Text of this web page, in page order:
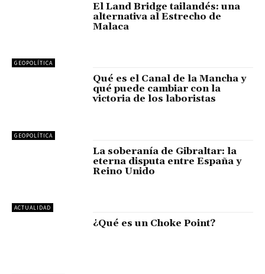
GEOPOLÍTICA
El Land Bridge tailandés: una
alternativa al Estrecho de
Malaca
GEOPOLÍTICA
Qué es el Canal de la Mancha y
qué puede cambiar con la
victoria de los laboristas
ACTUALIDAD
La soberanía de Gibraltar: la
eterna disputa entre España y
Reino Unido
¿Qué es un Choke Point?